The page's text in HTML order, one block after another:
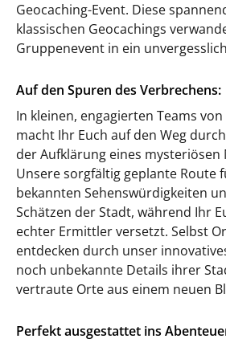
Geocaching-Event. Diese
klassischen Geocachings
Gruppenevent in ein
Auf den Spuren des Verbrechens:
In kleinen, engagierten Teams
macht Ihr Euch auf den Weg
der Aufklärung eines mysteriösen
Unsere sorgfältig geplante Route
bekannten Sehenswürdigkeiten
Schätzen der Stadt, während Ihr
echter Ermittler versetzt. Selbst
entdecken durch unser
noch unbekannte Details ihrer
vertraute Orte aus einem neuen
Perfekt ausgestattet ins